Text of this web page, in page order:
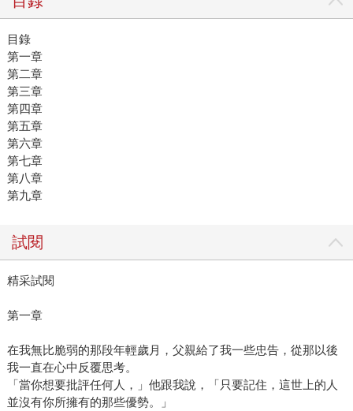
目錄
第一章
第二章
第三章
第四章
第五章
第六章
第七章
第八章
第九章
試閱
精采試閱
第一章
在我無比脆弱的那段年輕歲月，父親給了我一些忠告，從那以後
我一直在心中反覆思考。
「當你想要批評任何人，」他跟我說，「只要記住，這世上的人
並沒有你所擁有的那些優勢。」